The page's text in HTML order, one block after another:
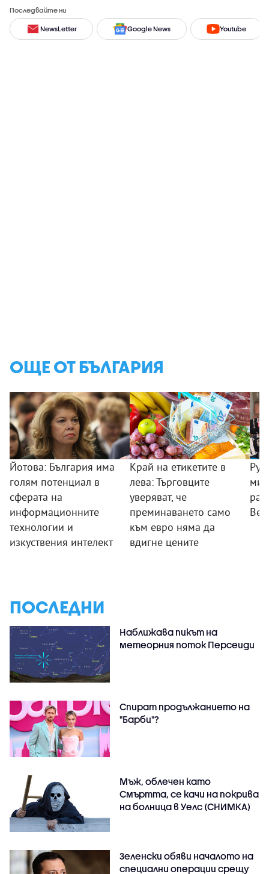
Последвайте ни
NewsLetter Google News Youtube
ОЩЕ ОТ БЪЛГАРИЯ
Йотова: България има
голям потенциал в
сферата на
информационните
технологии и
изкуствения интелект
Край на етикетите в
лева: Търговците
уверяват, че
преминаването само
към евро няма да
вдигне цените
ПОСЛЕДНИ
Наближава пикът на
метеорния поток Персеиди
Спират продължанието на
"Барби"?
Мъж, облечен като
Смъртта, се качи на покрива
на болница в Уелс (СНИМКА)
Зеленски обяви началото на
специални операции срещу